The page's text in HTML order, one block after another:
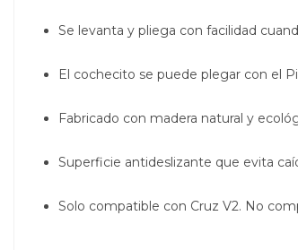
Se levanta y pliega con facilidad
El cochecito se puede plegar con el
Fabricado con madera natural y
Superficie antideslizante que evita
Solo compatible con Cruz V2. No